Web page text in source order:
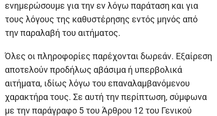
ενημερώσουμε για την εν λόγω παράταση και για
τους λόγους της καθυστέρησης εντός μηνός από
την παραλαβή του αιτήματος.
Όλες οι πληροφορίες παρέχονται δωρεάν. Εξαίρεση
αποτελούν προδήλως αβάσιμα ή υπερβολικά
αιτήματα, ιδίως λόγω του επαναλαμβανόμενου
χαρακτήρα τους. Σε αυτή την περίπτωση, σύμφωνα
με την παράγραφο 5 του Άρθρου 12 του Γενικού